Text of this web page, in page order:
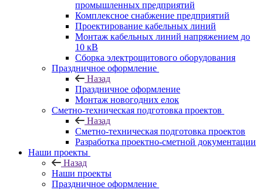
промышленных предприятий
Комплексное снабжение предприятий
Проектирование кабельных линий
Монтаж кабельных линий напряжением до
10 кВ
Сборка электрощитового оборудования
Праздничное оформление
Назад
Праздничное оформление
Монтаж новогодних елок
Сметно-техническая подготовка проектов
Назад
Сметно-техническая подготовка проектов
Разработка проектно-сметной документации
Наши проекты
Назад
Наши проекты
Праздничное оформление